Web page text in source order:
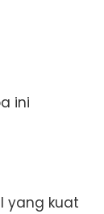
ini
yang kuat